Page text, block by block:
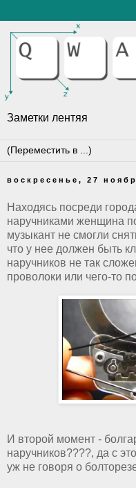
Заметки лентяя
воскресенье, 27
Находясь посреди
наручниками женщина
музыкант не смогли
что у нее должен быть
наручников не так
проволоки или чего-то
И второй момент -
наручников????, да с
уж не говоря о